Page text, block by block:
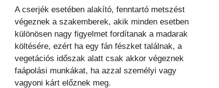
A cserjék esetében alakító, fenntartó metszést
végeznek a szakemberek, akik minden esetben
különösen nagy figyelmet fordítanak a madarak
költésére, ezért ha egy fán fészket találnak, a
vegetációs időszak alatt csak akkor végeznek
faápolási munkákat, ha azzal személyi vagy
vagyoni kárt előznek meg.